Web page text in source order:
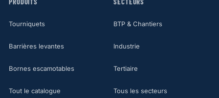
Tourniquets
Barrières levantes
Bornes escamotables
Tout le catalogue
BTP & Chantiers
Industrie
Tertiaire
Tous les secteurs